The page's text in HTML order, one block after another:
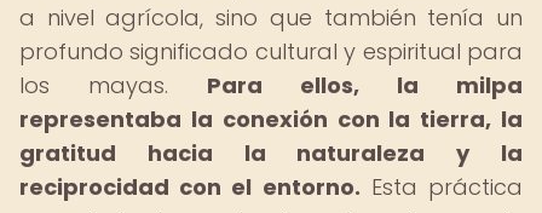
a nivel agrícola, sino que también tenía un
profundo significado cultural y espiritual para
los mayas. Para ellos, la milpa
representaba la conexión con la tierra, la
gratitud hacia la naturaleza y la
reciprocidad con el entorno. Esta práctica